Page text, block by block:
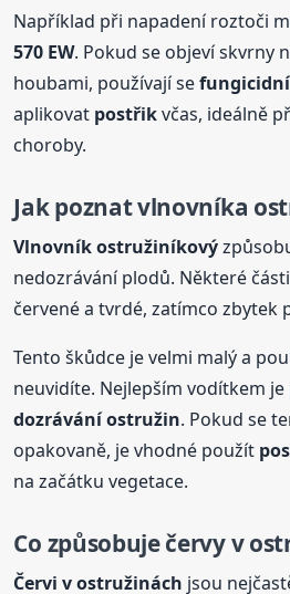
Například při napadení roztoči
570 EW. Pokud se objeví skvrny
houbami, používají sefungicidní
aplikovat postřikvčas, ideálně
choroby.
Jak poznat vlnovníka
Vlnovník ostružiníkový
nedozrávání plodů. Některé
červené a tvrdé, zatímco zbytek
Tento škůdce je velmi malý a
neuvidíte. Nejlepším vodítkem
dozrávání ostružin. Pokud se
opakovaně, je vhodné použít
na začátku vegetace.
Co způsobuje červy v
Červi v ostružinách jsou